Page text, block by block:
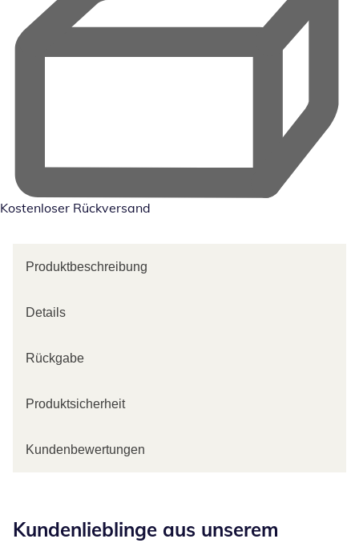
Kostenloser Rückversand
Produktbeschreibung
Details
Rückgabe
Produktsicherheit
Kundenbewertungen
Kundenlieblinge aus unserem